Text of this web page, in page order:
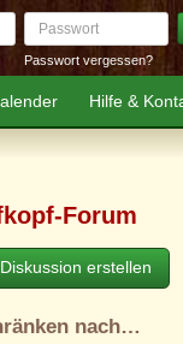
Passwort
Passwort vergessen?
Hilfe &
Forum
erstellen
nach…